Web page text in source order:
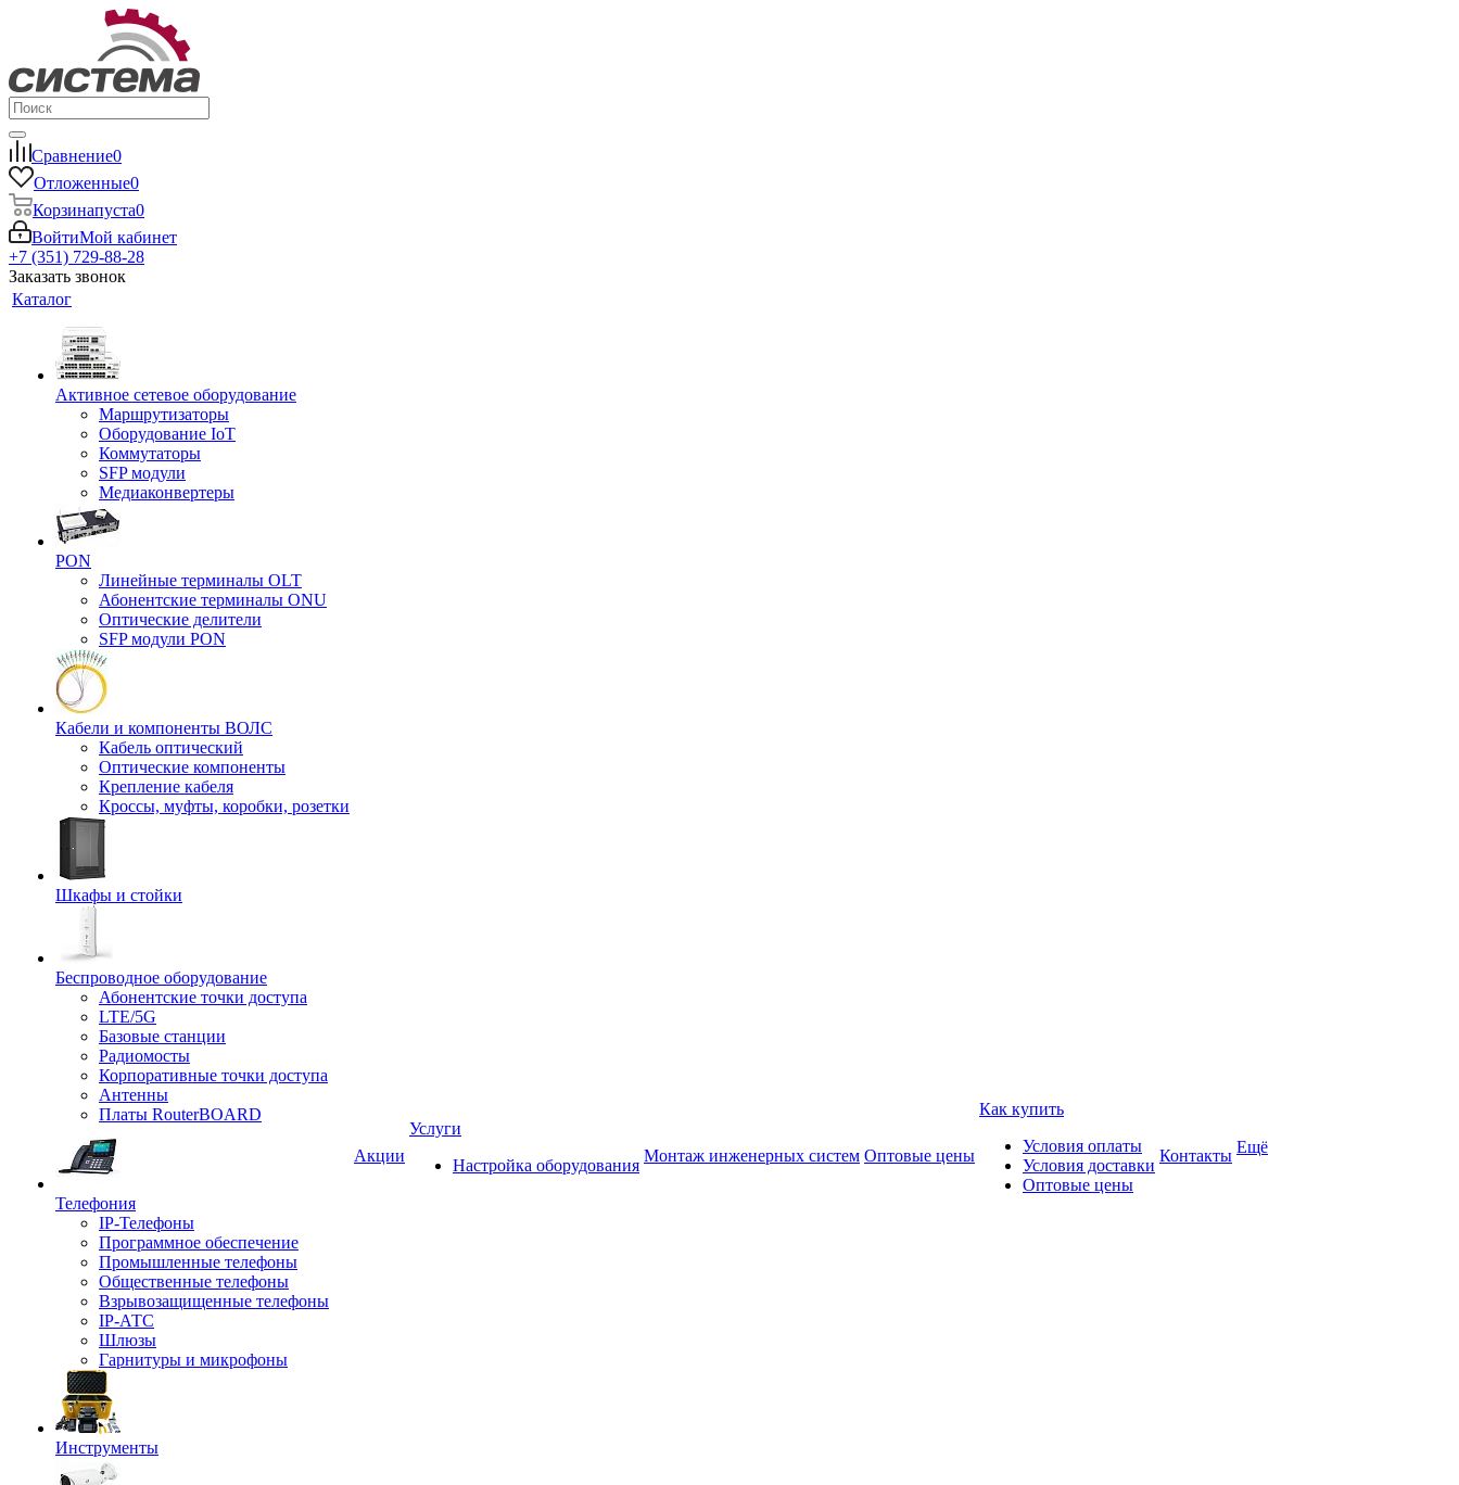
Сравнение0
Отложенные0
Корзинапуста0
ВойтиМой кабинет
+7 (351) 729-88-28
Заказать звонок
Каталог
Активное сетевое оборудование
Маршрутизаторы
Оборудование IoT
Коммутаторы
SFP модули
Медиаконвертеры
PON
Линейные терминалы OLT
Абонентские терминалы ONU
Оптические делители
SFP модули PON
Кабели и компоненты ВОЛС
Кабель оптический
Оптические компоненты
Крепление кабеля
Кроссы, муфты, коробки, розетки
Шкафы и стойки
Беспроводное оборудование
Абонентские точки доступа
LTE/5G
Базовые станции
Радиомосты
Корпоративные точки доступа
Антенны
Платы RouterBOARD
Телефония
IP-Телефоны
Программное обеспечение
Промышленные телефоны
Общественные телефоны
Взрывозащищенные телефоны
IP-АТС
Шлюзы
Гарнитуры и микрофоны
Инструменты
Акции
Услуги
Настройка оборудования
Монтаж инженерных систем Оптовые цены
Как купить
Условия оплаты
Условия доставки
Оптовые цены
Контакты Ещё